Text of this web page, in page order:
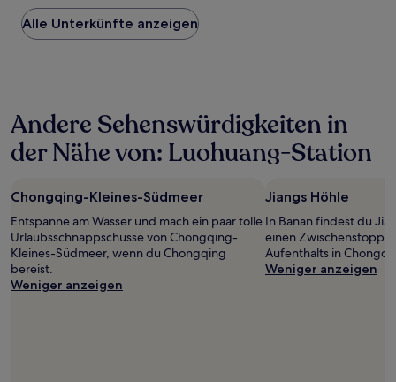
Preis
pro
Nacht,
24 Stunden
für
einen
1 Übernachtung
von
2 Erwachsenen
gefunden
wurde.
Preise
und
Alle Unterkünfte anzeigen
Andere Sehenswürdigkeiten in
der Nähe von: Luohuang-Station
Chongqing-Kleines-Südmeer
Entspanne am Wasser und mach ein paar tolle
Urlaubsschnappschüsse von Chongqing-
Kleines-Südmeer, wenn du Chongqing
bereist.
Weniger anzeigen
Jiangs Höhle
In Banan findest du
einen Zwischenstopp
Aufenthalts in
Weniger anzeigen